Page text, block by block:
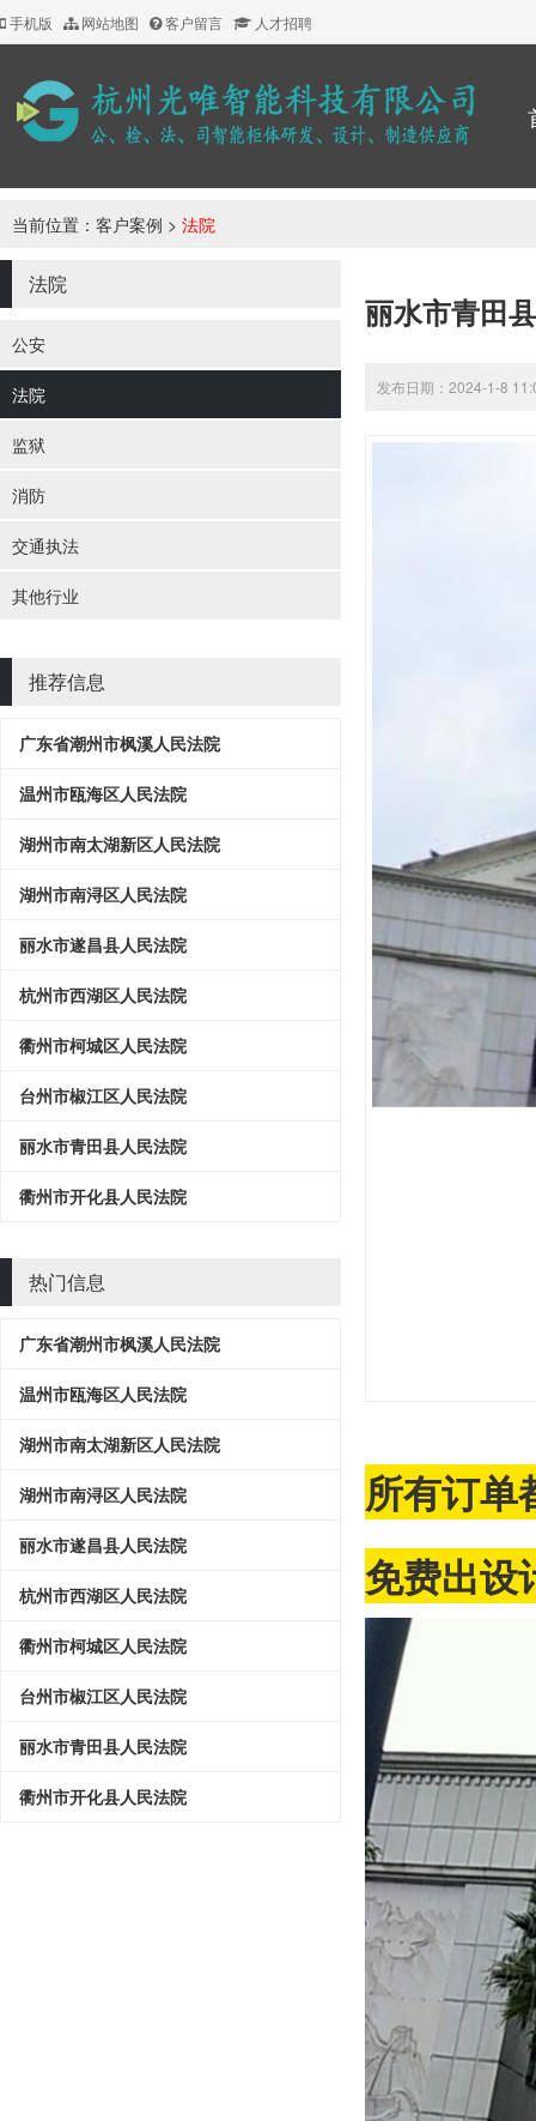
手机版 网站地图 客户留言 人才招聘
当前位置： 客户案例 > 法院
法院
公安
法院
监狱
消防
交通执法
其他行业
推荐信息
广东省潮州市枫溪人民法院
温州市瓯海区人民法院
湖州市南太湖新区人民法院
湖州市南浔区人民法院
丽水市遂昌县人民法院
杭州市西湖区人民法院
衢州市柯城区人民法院
台州市椒江区人民法院
丽水市青田县人民法院
衢州市开化县人民法院
热门信息
广东省潮州市枫溪人民法院
温州市瓯海区人民法院
湖州市南太湖新区人民法院
湖州市南浔区人民法院
丽水市遂昌县人民法院
杭州市西湖区人民法院
衢州市柯城区人民法院
台州市椒江区人民法院
丽水市青田县人民法院
衢州市开化县人民法院
丽水市青田
发布日期：2024-1-8
所有订单
免费出设